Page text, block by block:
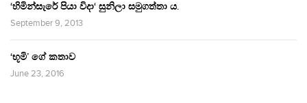
‘හිමින්සැරේ පියා විදා‘ සුනිලා සමුගත්තා ය.
September 9, 2013
‘භූමි’ ගේ කතාව
June 23, 2016